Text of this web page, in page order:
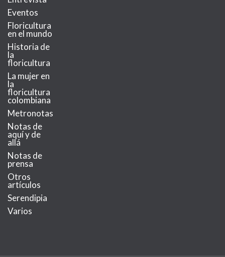
Eventos
Floricultura
en el mundo
Historia de
la
floricultura
La mujer en
la
floricultura
colombiana
Metronotas
Notas de
aquí y de
allá
Notas de
prensa
Otros
artículos
Serendipia
Varios